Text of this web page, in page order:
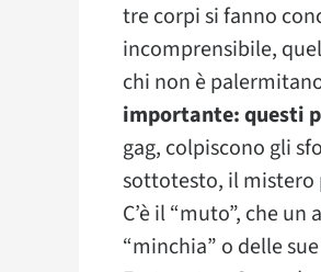
tre corpi si fanno
incomprensibile,
chi non è
importante: questi
gag, colpiscono gli
sottotesto, il mistero
C’è il “muto”, che
“minchia” o delle